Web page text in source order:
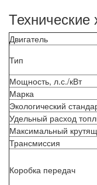
Технические
Двигатель
Тип
Мощность, л.с./кВт
Марка
Экологический
Удельный расход
Максимальный
Трансмиссия
Коробка передач